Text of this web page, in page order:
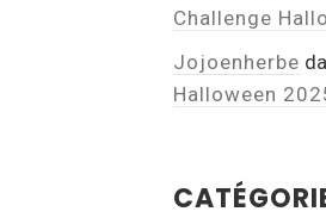
Challenge
Jojoenherbe
Halloween